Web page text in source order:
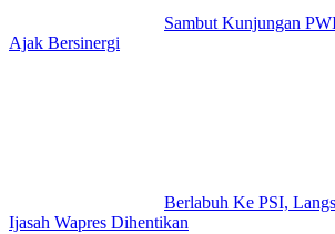
Sambut Kunjungan
Ajak Bersinergi
Berlabuh Ke PSI,
Ijasah Wapres Dihentikan